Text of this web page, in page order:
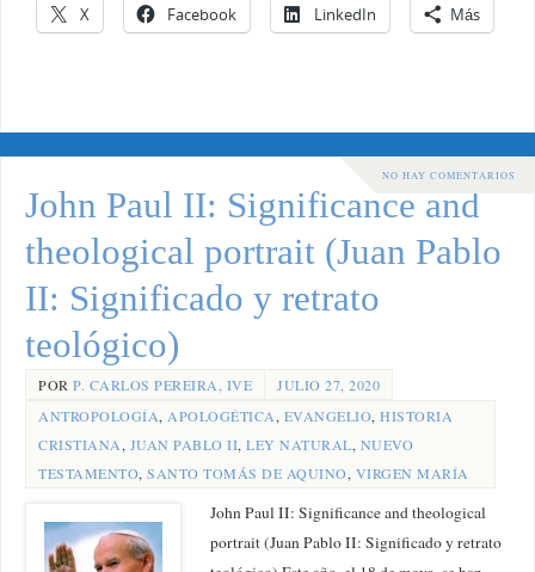
X Facebook LinkedIn Más
NO HAY COMENTARIOS
John Paul II: Significance and
theological portrait (Juan Pablo
II: Significado y retrato
teológico)
PORP. CARLOS PEREIRA, IVE
JULIO 27, 2020
ANTROPOLOGÍA, APOLOGÉTICA, EVANGELIO,HISTORIA
CRISTIANA, JUAN PABLO II,LEY NATURAL, NUEVO
TESTAMENTO,SANTO TOMÁS DE AQUINO, VIRGEN MARÍA
John Paul II: Significance and theological
portrait (Juan Pablo II: Significado y retrato